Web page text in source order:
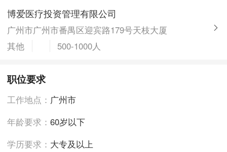
博爱医疗投资管理有限公司
广州市广州市番禺区迎宾路179号天枝大厦
其他
500-1000人
职位要求
工作地点： 广州市
年龄要求：60岁以下
学历要求： 大专及以上